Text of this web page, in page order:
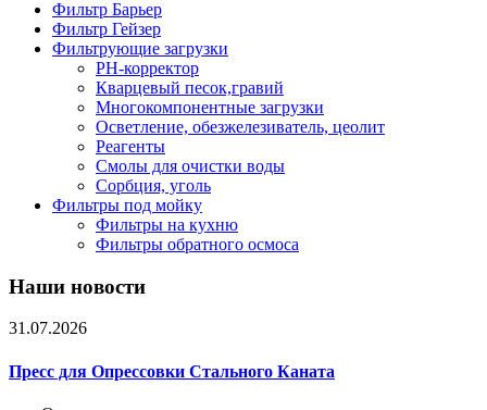
Фильтр Барьер
Фильтр Гейзер
Фильтрующие загрузки
PH-корректор
Кварцевый песок,гравий
Многокомпонентные загрузки
Осветление, обезжелезиватель, цеолит
Реагенты
Смолы для очистки воды
Сорбция, уголь
Фильтры под мойку
Фильтры на кухню
Фильтры обратного осмоса
Наши новости
31.07.2026
Пресс для Опрессовки Стального Каната